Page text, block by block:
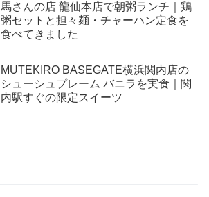
馬さんの店 龍仙本店で朝粥ランチ｜鶏
粥セットと担々麺・チャーハン定食を
食べてきました
MUTEKIRO BASEGATE横浜関内店の
シューシュプレーム バニラを実食｜関
内駅すぐの限定スイーツ